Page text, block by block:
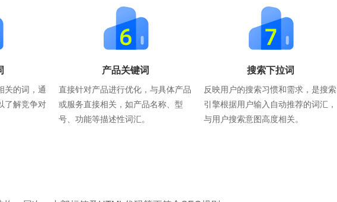
关的词，通
了解竞争对
产品关键词
直接针对产品进行优化，与具体产品
或服务直接相关，如产品名称、型
号、功能等描述性词汇。
搜索下拉词
反映用户的搜索习惯和需求，是搜索
引擎根据用户输入自动推荐的词汇，
与用户搜索意图高度相关。